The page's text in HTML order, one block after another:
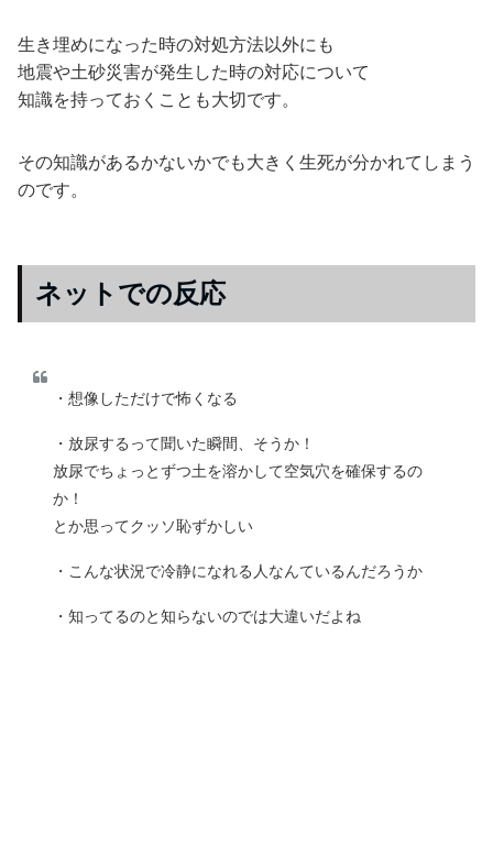
生き埋めになった時の対処方法以外にも
地震や土砂災害が発生した時の対応について
知識を持っておくことも大切です。
その知識があるかないかでも大きく生死が分かれてしまう
のです。
ネットでの反応
・想像しただけで怖くなる
・放尿するって聞いた瞬間、そうか！
放尿でちょっとずつ土を溶かして空気穴を確保するの
か！
とか思ってクッソ恥ずかしい
・こんな状況で冷静になれる人なんているんだろうか
・知ってるのと知らないのでは大違いだよね